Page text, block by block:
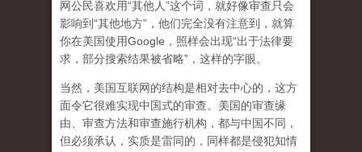
网公民喜欢用“其他人”这个词，就好像审查只会
影响到“其他地方”，他们完全没有注意到， 就算
你在美国使用Google，照样会出现“出于法律要
求，部分搜索结果被省略”，这样的字眼。
当然，美国互联网的结构是相对去中心的，这方
面令它很难实现中国式的审查。美国的审查缘
由、审查方法和审查施行机构，都与中国不同，
但必须承认， 实质是雷同的，同样都是侵犯知情